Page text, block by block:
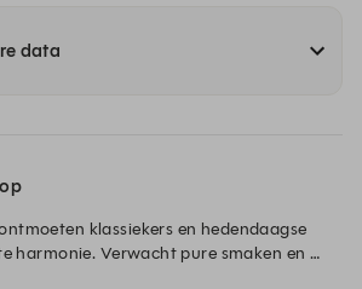
data
klassiekers en hedendaagse
harmonie. Verwacht pure smaken en
Beleef het ‘nu’ en geniet van een